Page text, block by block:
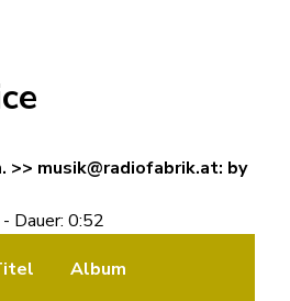
musik@radiofabrik.at: by
Dauer: 0:52
Album